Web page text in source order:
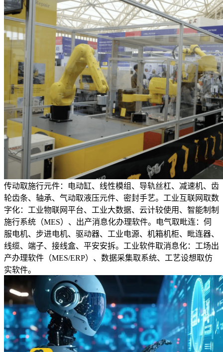
传动取施行元件：电动缸、线性模组、导轨丝杠、减速机、齿
轮齿条、轴承、气动取液压元件、密封手艺。工业互联网取数
字化：工业物联网平台、工业大数据、云计较使用、智能制制
施行系统（MES）、出产消息化办理软件。电气取毗连：伺
服电机、步进电机、驱动器、工业电源、机箱机柜、毗连器、
线缆、端子、接线盒、平安安拆。工业软件取消息化：工场出
产办理软件（MES/ERP）、数据采集取系统、工艺设想取仿
实软件。